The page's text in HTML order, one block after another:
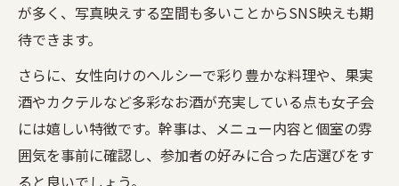
が多く、写真映えする空間も多いことからSNS映えも期
待できます。
さらに、女性向けのヘルシーで彩り豊かな料理や、果実
酒やカクテルなど多彩なお酒が充実している点も女子会
には嬉しい特徴です。幹事は、メニュー内容と個室の雰
囲気を事前に確認し、参加者の好みに合った店選びをす
ると良いでしょう。